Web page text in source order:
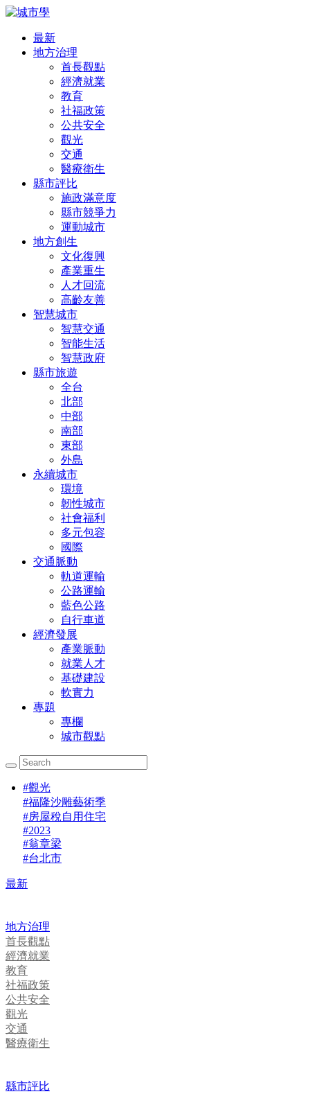
最新
地方治理
首長觀點
經濟就業
教育
社福政策
公共安全
觀光
交通
醫療衛生
縣市評比
施政滿意度
縣市競爭力
運動城市
地方創生
文化復興
產業重生
人才回流
高齡友善
智慧城市
智慧交通
智能生活
智慧政府
縣市旅遊
全台
北部
中部
南部
東部
外島
永續城市
環境
韌性城市
社會福利
多元包容
國際
交通脈動
軌道運輸
公路運輸
藍色公路
自行車道
經濟發展
產業脈動
就業人才
基礎建設
軟實力
專題
專欄
城市觀點
#觀光
#福隆沙雕藝術季
#房屋稅自用住宅
#2023
#翁章梁
#台北市
最新
地方治理
首長觀點
經濟就業
教育
社福政策
公共安全
觀光
交通
醫療衛生
縣市評比